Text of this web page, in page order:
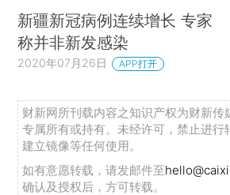
新疆新冠病例连续增长 专家
称并非新发感染
2020年07月26日 APP打开
财新网所刊载内容之知识产权为财新传
专属所有或持有。未经许可，禁止进行
建立镜像等任何使用。
如有意愿转载，请发邮件至
确认及授权后，方可转载。